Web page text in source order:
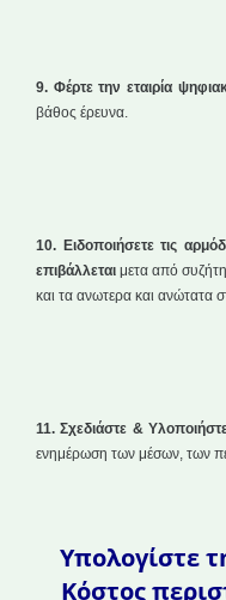
9. Φέρτε την εταιρία
βάθος έρευνα.
10. Ειδοποιήσετε τις
επιβάλλεται μετα από
και τα ανωτερα και ανώτατα
11. Σχεδιάστε &
ενημέρωση των μέσων, των
Υπολογίστε
Κόστος